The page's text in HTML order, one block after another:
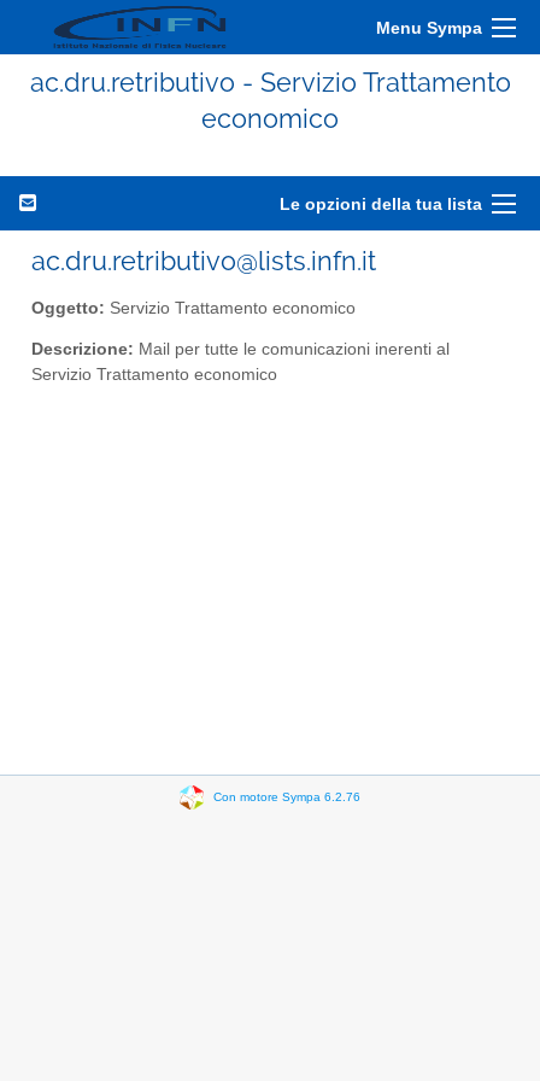
Menu Sympa
ac.dru.retributivo - Servizio Trattamento
economico
Le opzioni della tua lista
ac.dru.retributivo@lists.infn.it
Oggetto: Servizio Trattamento economico
Descrizione: Mail per tutte le comunicazioni inerenti al
Servizio Trattamento economico
Con motore Sympa 6.2.76